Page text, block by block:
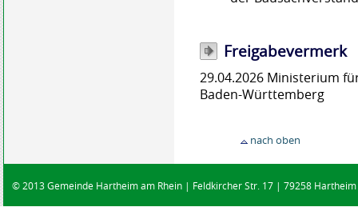
Freigabevermerk
29.04.2026 Ministerium
Baden-Württemberg
nach oben
© 2013 Gemeinde Hartheim am Rhein | Feldkircher Str. 17 | 79258